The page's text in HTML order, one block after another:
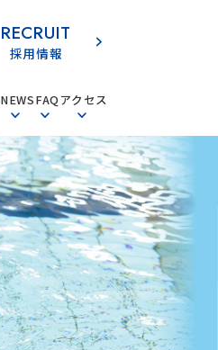
RECRUIT
採用情報
NEWSFAQ アクセス